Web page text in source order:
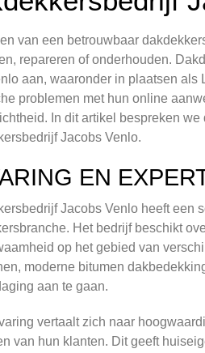
van een betrouwbaar
repareren of onderhouden.
aan, waaronder in plaatsen als
problemen met hun online
In dit artikel bespreken
Jacobs Venlo.
EN
Jacobs Venlo heeft een
Het bedrijf beschikt
op het gebied van
moderne bitumen
aan te gaan.
vertaalt zich naar
van hun klanten. Dit geeft